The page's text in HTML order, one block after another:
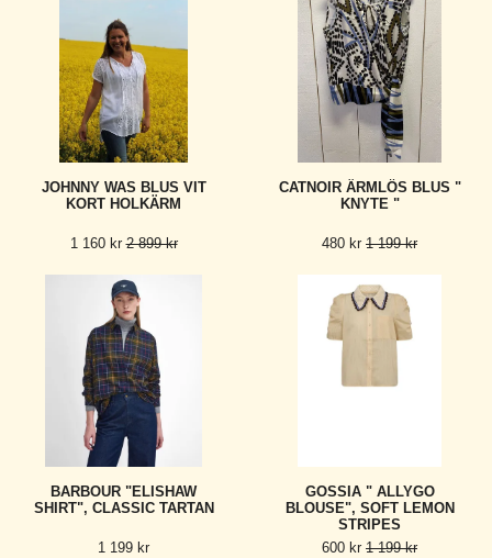
JOHNNY WAS BLUS VIT
KORT HOLKÄRM
1 160 kr2 899 kr
CATNOIR ÄRMLÖS BLUS "
KNYTE "
480 kr 1 199 kr
BARBOUR "ELISHAW
SHIRT", CLASSIC TARTAN
1 199 kr
GOSSIA " ALLYGO
BLOUSE", SOFT LEMON
STRIPES
600 kr 1 199 kr